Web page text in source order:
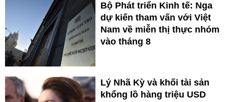
Bộ Phát triển Kinh tế: Nga
dự kiến tham vấn với Việt
Nam về miễn thị thực nhóm
vào tháng 8
Lý Nhã Kỳ và khối tài sản
khổng lồ hàng triệu USD